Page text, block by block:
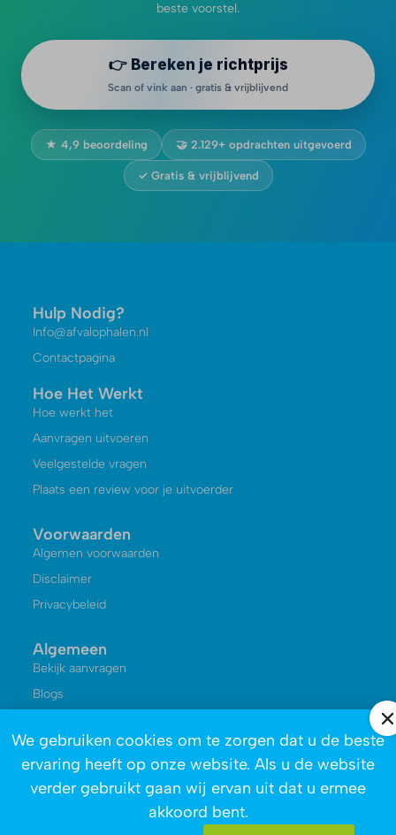
beste voorstel.
👉 Bereken je richtprijs
Scan of vink aan · gratis & vrijblijvend
★ 4,9 beoordeling 🤝 2.129+ opdrachten uitgevoerd
✓ Gratis & vrijblijvend
Hulp Nodig?
Info@afvalophalen.nl
Contactpagina
Hoe Het Werkt
Hoe werkt het
Aanvragen uitvoeren
Veelgestelde vragen
Plaats een review voor je uitvoerder
Voorwaarden
Algemen voorwaarden
Disclaimer
Privacybeleid
Algemeen
Bekijk aanvragen
Blogs
Reviews
Over ons
We gebruiken cookies om te zorgen dat u de beste
ervaring heeft op onze website. Als u de website
verder gebruikt gaan wij ervan uit dat u ermee
akkoord bent.